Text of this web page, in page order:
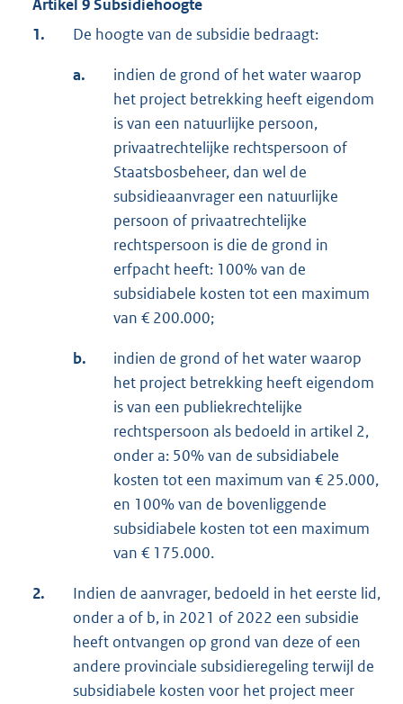
Artikel 9 Subsidiehoogte
1.
De hoogte van de subsidie bedraagt:
a.
indien de grond of het water waarop
het project betrekking heeft eigendom
is van een natuurlijke persoon,
privaatrechtelijke rechtspersoon of
Staatsbosbeheer, dan wel de
subsidieaanvrager een natuurlijke
persoon of privaatrechtelijke
rechtspersoon is die de grond in
erfpacht heeft: 100% van de
subsidiabele kosten tot een maximum
van € 200.000;
b.
indien de grond of het water waarop
het project betrekking heeft eigendom
is van een publiekrechtelijke
rechtspersoon als bedoeld in artikel 2,
onder a: 50% van de subsidiabele
kosten tot een maximum van € 25.000,
en 100% van de bovenliggende
subsidiabele kosten tot een maximum
van € 175.000.
2.
Indien de aanvrager, bedoeld in het eerste lid,
onder a of b, in 2021 of 2022 een subsidie
heeft ontvangen op grond van deze of een
andere provinciale subsidieregeling terwijl de
subsidiabele kosten voor het project meer